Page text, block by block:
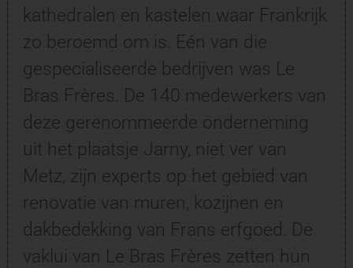
kathedralen en kastelen waar Frankrijk
zo beroemd om is. Eén van die
gespecialiseerde bedrijven was Le
Bras Frères. De 140 medewerkers van
deze gerenommeerde onderneming
uit het plaatsje Jarny, niet ver van
Metz, zijn experts op het gebied van
renovatie van muren, kozijnen en
dakbedekking van Frans erfgoed. De
vaklui van Le Bras Frères zetten hun